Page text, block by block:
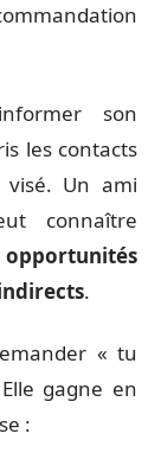
son
les contacts
visé. Un ami
connaître
opportunités
.
« tu
gagne en
: